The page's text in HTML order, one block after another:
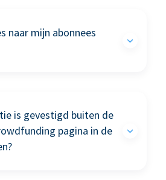
naar mijn abonnees
is gevestigd buiten de
pagina in de